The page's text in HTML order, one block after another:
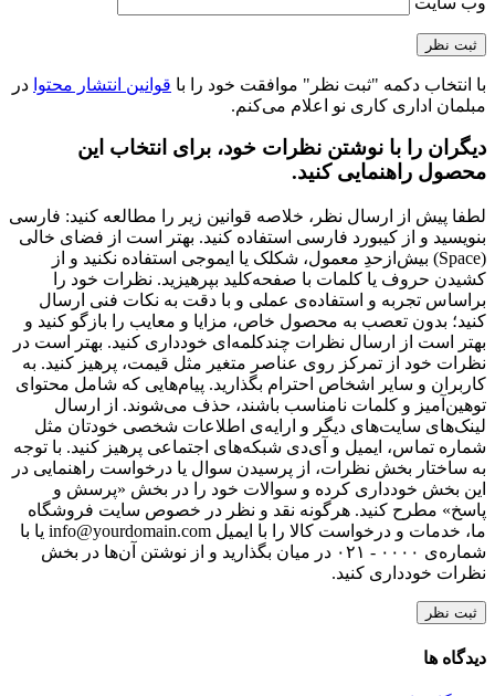
صندلی کارشناسی لیو - X81gp
ارزش خرید به نسبت قیمت
عالی
کیفیت ساخت
عالی
نشانی ایمیل شما منتشر نخواهد شد. بخش‌های موردنیاز
علامت‌گذاری شده‌اند*
عنوان نظر شما (اجباری)
نقاط قوت
نقاط ضعف
متن نظر شما (اجباری)
نام*
ایمیل*
وب‌ سایت